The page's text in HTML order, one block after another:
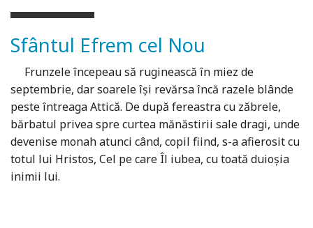
Sfântul Efrem cel Nou
Frunzele începeau să ruginească în miez de
septembrie, dar soarele îşi revărsa încă razele blânde
peste întreaga Attică. De după fereastra cu zăbrele,
bărbatul privea spre curtea mănăstirii sale dragi, unde
devenise monah atunci când, copil fiind, s-a afierosit cu
totul lui Hristos, Cel pe care Îl iubea, cu toată duioşia
inimii lui.